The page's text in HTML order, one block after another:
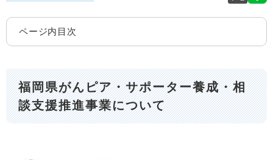
ページ内目次
福岡県がんピア・サポーター養成・相
談支援推進事業について